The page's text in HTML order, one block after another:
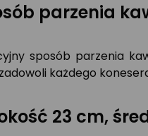
parzenia
sposób parzenia
każdego
23 cm,